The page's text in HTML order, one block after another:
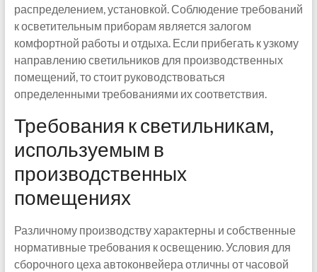
распределением, установкой. Соблюдение требований
к осветительным приборам является залогом
комфортной работы и отдыха. Если прибегать к узкому
направлению светильников для производственных
помещений, то стоит руководствоваться
определенными требованиями их соответствия.
Требования к светильникам,
используемым в
производственных
помещениях
Различному производству характерны и собственные
нормативные требования к освещению. Условия для
сборочного цеха автоконвейера отличны от часовой